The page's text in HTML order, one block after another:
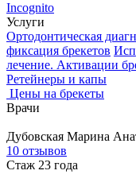
Incognito
Услуги
Ортодонтическая
фиксация брекетов
лечение. Активации
Ретейнеры и капы
Цены на брекеты
Врачи
Дубовская Марина
10 отзывов
Стаж 23 года